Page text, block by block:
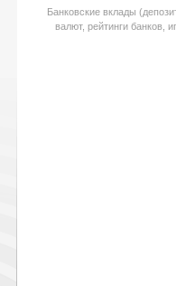
Банковские вклады
валют, рейтинги банков,